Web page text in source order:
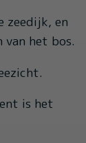
zeedijk, en
het bos.
is het